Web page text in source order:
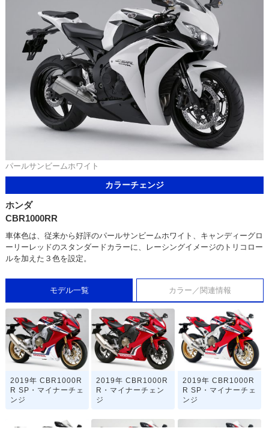
パールサンビームホワイト
カラーチェンジ
ホンダ
CBR1000RR
車体色は、従来から好評のパールサンビームホワイト、キャンディーグロ
ーリーレッドのスタンダードカラーに、レーシングイメージのトリコロー
ルを加えた３色を設定。
モデル一覧 カラー／関連情報
2019年 CBR1000R
R SP・マイナーチェ
ンジ
2019年 CBR1000R
R・マイナーチェン
ジ
2019年 CBR1000R
R SP・マイナーチェ
ンジ